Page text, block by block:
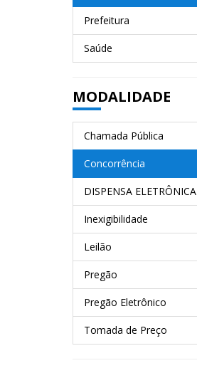
Prefeitura
Saúde
MODALIDADE
Chamada Pública
Concorrência
DISPENSA ELETRÔNICA
Inexigibilidade
Leilão
Pregão
Pregão Eletrônico
Tomada de Preço